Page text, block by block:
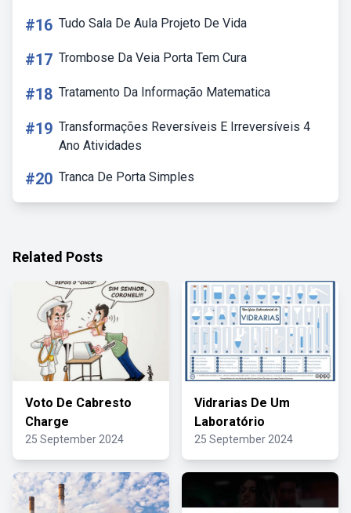
#16 Tudo Sala De Aula Projeto De Vida
#17 Trombose Da Veia Porta Tem Cura
#18 Tratamento Da Informação Matematica
#19 Transformações Reversíveis E Irreversíveis 4
Ano Atividades
#20 Tranca De Porta Simples
Related Posts
Voto De Cabresto
Charge
25 September 2024
Vidrarias De Um
Laboratório
25 September 2024